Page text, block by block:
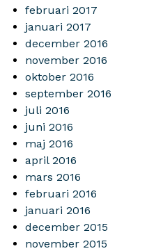
februari 2017
januari 2017
december 2016
november 2016
oktober 2016
september 2016
juli 2016
juni 2016
maj 2016
april 2016
mars 2016
februari 2016
januari 2016
december 2015
november 2015